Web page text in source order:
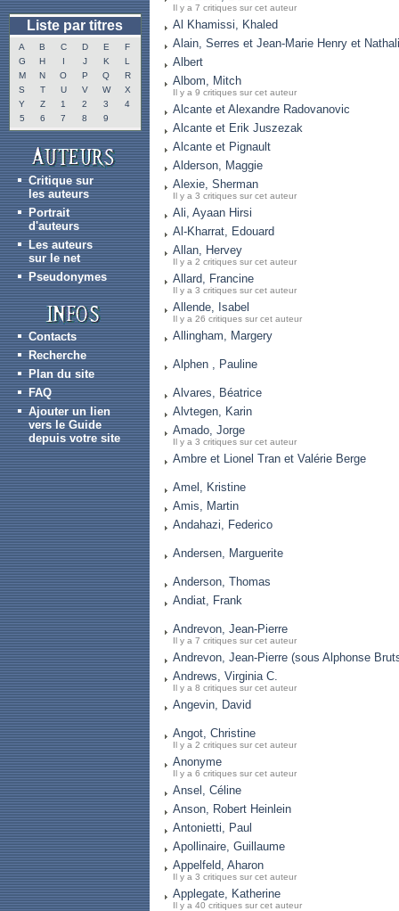
Liste par titres
A B C D E
F
G
H I J K
L
M
N O P Q
R
S
T U V W
X
Y
Z 1 2 3
4
5
6 7 8 9
Critique sur
les auteurs
Portrait
d'auteurs
Les auteurs
sur le net
Pseudonymes
Contacts
Recherche
Plan du site
FAQ
Ajouter un lien
vers le Guide
depuis votre site
Il y a 7 critiques sur cet auteur
Al Khamissi, Khaled
Alain, Serres et Jean-Marie Henry et
Albert
Albom, Mitch
Il y a 9 critiques sur cet auteur
Alcante et Alexandre Radovanovic
Alcante et Erik Juszezak
Alcante et Pignault
Alderson, Maggie
Alexie, Sherman
Il y a 3 critiques sur cet auteur
Ali, Ayaan Hirsi
Al-Kharrat, Edouard
Allan, Hervey
Il y a 2 critiques sur cet auteur
Allard, Francine
Il y a 3 critiques sur cet auteur
Allende, Isabel
Il y a 26 critiques sur cet auteur
Allingham, Margery
Alphen , Pauline
Alvares, Béatrice
Alvtegen, Karin
Amado, Jorge
Il y a 3 critiques sur cet auteur
Ambre et Lionel Tran et Valérie Berge
Amel, Kristine
Amis, Martin
Andahazi, Federico
Andersen, Marguerite
Anderson, Thomas
Andiat, Frank
Andrevon, Jean-Pierre
Il y a 7 critiques sur cet auteur
Andrevon, Jean-Pierre (sous Alphonse
Andrews, Virginia C.
Il y a 8 critiques sur cet auteur
Angevin, David
Angot, Christine
Il y a 2 critiques sur cet auteur
Anonyme
Il y a 6 critiques sur cet auteur
Ansel, Céline
Anson, Robert Heinlein
Antonietti, Paul
Apollinaire, Guillaume
Appelfeld, Aharon
Il y a 3 critiques sur cet auteur
Applegate, Katherine
Il y a 40 critiques sur cet auteur